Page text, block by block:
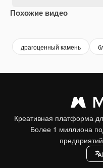
Похожие видео
драгоценный камень
Креативная платформа
Более 1 миллиона